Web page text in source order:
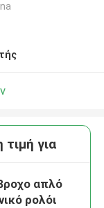
για
απλό
ρολόι